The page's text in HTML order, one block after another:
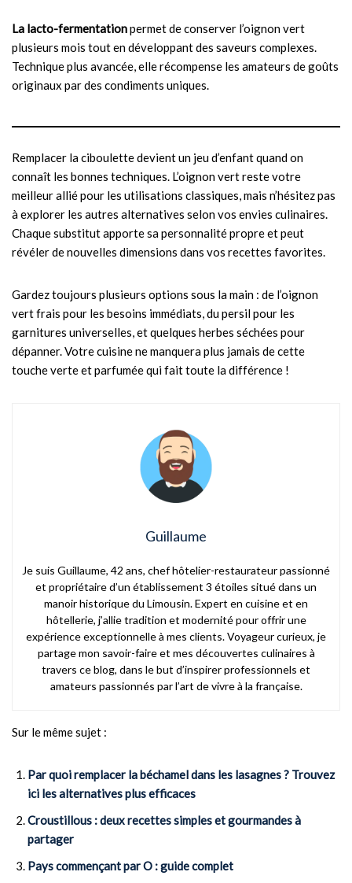
La lacto-fermentationpermet de conserver l’oignon vert
plusieurs mois tout en développant des saveurs complexes.
Technique plus avancée, elle récompense les amateurs de goûts
originaux par des condiments uniques.
Remplacer la ciboulette devient un jeu d’enfant quand on
connaît les bonnes techniques. L’oignon vert reste votre
meilleur allié pour les utilisations classiques, mais n’hésitez pas
à explorer les autres alternatives selon vos envies culinaires.
Chaque substitut apporte sa personnalité propre et peut
révéler de nouvelles dimensions dans vos recettes favorites.
Gardez toujours plusieurs options sous la main : de l’oignon
vert frais pour les besoins immédiats, du persil pour les
garnitures universelles, et quelques herbes séchées pour
dépanner. Votre cuisine ne manquera plus jamais de cette
touche verte et parfumée qui fait toute la différence !
Guillaume
Je suis Guillaume, 42 ans, chef hôtelier-restaurateur passionné
et propriétaire d’un établissement 3 étoiles situé dans un
manoir historique du Limousin. Expert en cuisine et en
hôtellerie, j’allie tradition et modernité pour offrir une
expérience exceptionnelle à mes clients. Voyageur curieux, je
partage mon savoir-faire et mes découvertes culinaires à
travers ce blog, dans le but d’inspirer professionnels et
amateurs passionnés par l’art de vivre à la française.
Sur le même sujet :
Par quoi remplacer la béchamel dans les lasagnes ? Trouvez
ici les alternatives plus efficaces
Croustillous : deux recettes simples et gourmandes à
partager
Pays commençant par O : guide complet